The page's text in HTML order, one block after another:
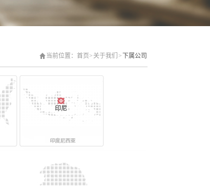
当前位置： 首页 > 关于我们 > 下属公司
印尼